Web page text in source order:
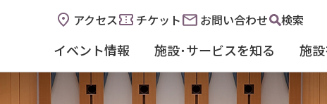
アクセス チケット お問い合わせ 検索
イベント情報 施設･サービスを知る 施